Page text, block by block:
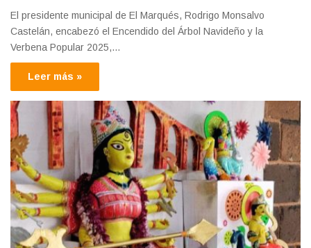
El presidente municipal de El Marqués, Rodrigo Monsalvo
Castelán, encabezó el Encendido del Árbol Navideño y la
Verbena Popular 2025,…
Leer más »